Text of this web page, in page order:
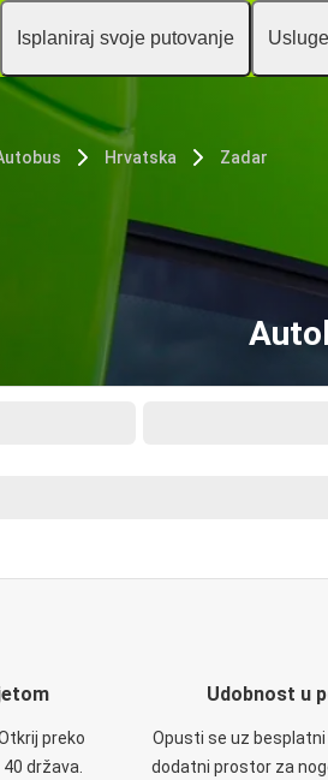
Isplaniraj svoje putovanje Usluge
Hrvatska Zadar
preko
država.
Udobnost u
Opusti se uz besplatni
dodatni prostor za